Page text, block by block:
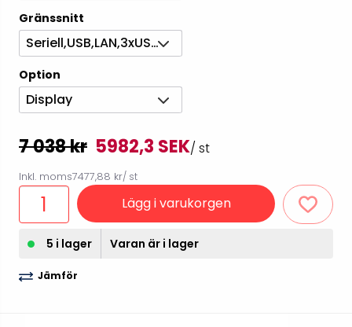
Gränssnitt
Seriell,USB,LAN,3xUSB-host
Option
Display
7 038 kr 5982,3 SEK/ st
Inkl. moms7477,88 kr/ st
Lägg i varukorgen
5 i lager Varan är i lager
Jämför